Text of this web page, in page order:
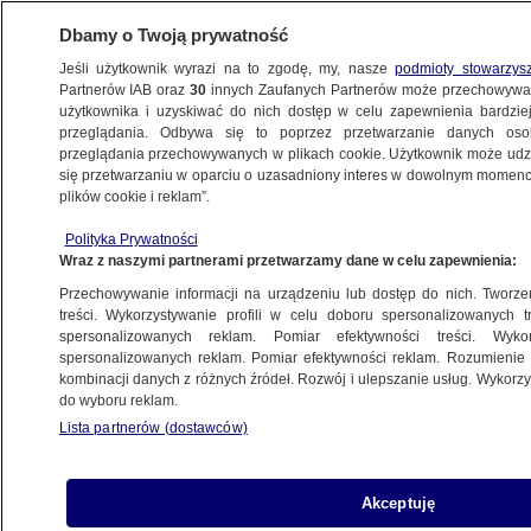
POLSKA
Rzecznik Porozumienia o "kontrowersji"
w expose
20.11.2019, 13:19
Udostępnij
Dbamy o Twoją prywatność
Jeśli użytkownik wyrazi na to zgodę, my, naszepodmioty
Partnerów IAB oraz30 innych Zaufanych Partnerów może
użytkownika i uzyskiwać do nich dostęp w celu zapewnienia
przeglądania. Odbywa się to poprzez przetwarzanie danych
przeglądania przechowywanych w plikach cookie. Użytkownik może
się przetwarzaniu w oparciu o uzasadniony interes w dowolnym
plików cookie i reklam”.
Polityka Prywatności
Wraz z naszymi partnerami przetwarzamy dane w celu zapewnienia:
Przechowywanie informacji na urządzeniu lub dostęp do nich.
treści. Wykorzystywanie profili w celu doboru spersonalizowanych
spersonalizowanych reklam. Pomiar efektywności treści.
spersonalizowanych reklam. Pomiar efektywności reklam.
kombinacji danych z różnych źródeł. Rozwój i ulepszanie usług.
do wyboru reklam.
Lista partnerów (dostawców)
Akceptuję